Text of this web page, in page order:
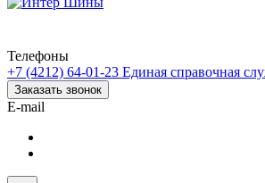
Телефоны
+7 (4212) 64-01-23 Единая справочная
Заказать звонок
E-mail